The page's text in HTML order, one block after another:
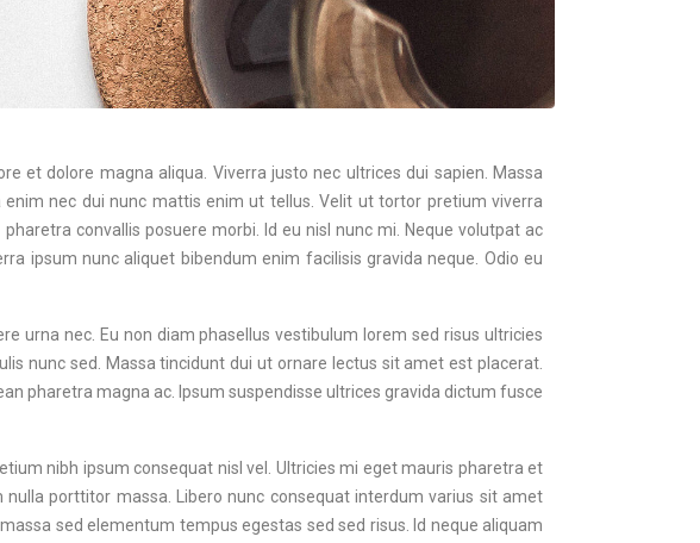
et dolore magna aliqua. Viverra justo nec ultrices dui sapien. Massa
nec dui nunc mattis enim ut tellus. Velit ut tortor pretium viverra
convallis posuere morbi. Id eu nisl nunc mi. Neque volutpat ac
ipsum nunc aliquet bibendum enim facilisis gravida neque. Odio eu
urna nec. Eu non diam phasellus vestibulum lorem sed risus ultricies
nunc sed. Massa tincidunt dui ut ornare lectus sit amet est placerat.
pharetra magna ac. Ipsum suspendisse ultrices gravida dictum fusce
nibh ipsum consequat nisl vel. Ultricies mi eget mauris pharetra et
porttitor massa. Libero nunc consequat interdum varius sit amet
sed elementum tempus egestas sed sed risus. Id neque aliquam